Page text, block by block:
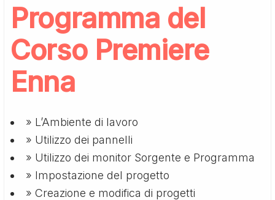
Programma del
Corso Premiere
Enna
» L’Ambiente di lavoro
» Utilizzo dei pannelli
» Utilizzo dei monitor Sorgente e Programma
» Impostazione del progetto
» Creazione e modifica di progetti